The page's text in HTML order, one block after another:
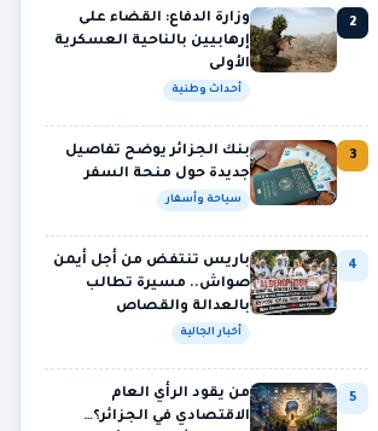
2
وزارة الدفاع: القضاء على
إرهابيين بالناحية العسكرية
الأولى
أحداث وطنية
3
بنك الجزائر يوضح تفاصيل
جديدة حول منحة السفر
سياحة وأسفار
4
باريس تنتفض من أجل أيمن
صواش.. مسيرة تطالب
بالعدالة والقصاص
أخبار الجالية
5
من يقود الرأي العام
الاقتصادي في الجزائر؟…